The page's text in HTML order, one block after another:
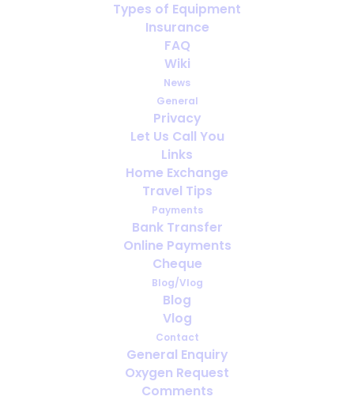
Types of Equipment
Insurance
FAQ
Wiki
News
General
Privacy
Let Us Call You
Links
Home Exchange
Travel Tips
Payments
Bank Transfer
Online Payments
Cheque
Blog/Vlog
Blog
Vlog
Contact
General Enquiry
Oxygen Request
Comments
¿Qué ocurre si algo sale mal
durante tu viaje? Una visión
realista del apoyo en el
extranjero
IN